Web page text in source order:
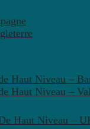
Haut Niveau –
Haut Niveau –
Haut Niveau –